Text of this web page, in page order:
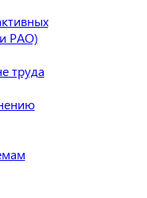
РАО)
труда